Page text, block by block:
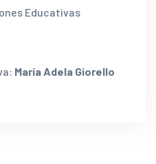
Educativas
María Adela Giorello